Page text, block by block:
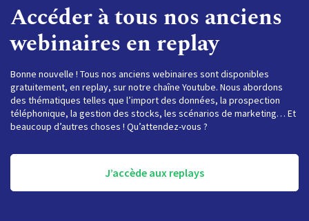
Accéder à tous nos anciens
webinaires en replay
Bonne nouvelle ! Tous nos anciens webinaires sont disponibles
gratuitement, en replay, sur notre chaîne Youtube. Nous abordons
des thématiques telles que l’import des données, la prospection
téléphonique, la gestion des stocks, les scénarios de marketing… Et
beaucoup d’autres choses ! Qu’attendez-vous ?
J’accède aux replays